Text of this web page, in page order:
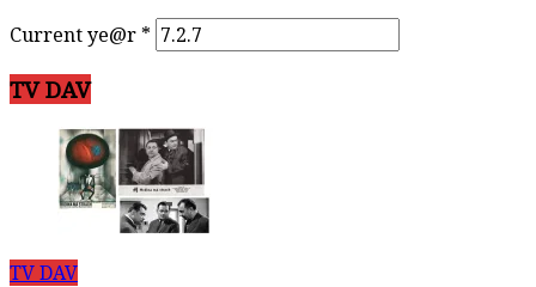
Current ye@r *
TV DAV
TV DAV